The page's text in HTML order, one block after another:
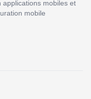
applications mobiles et
mobile